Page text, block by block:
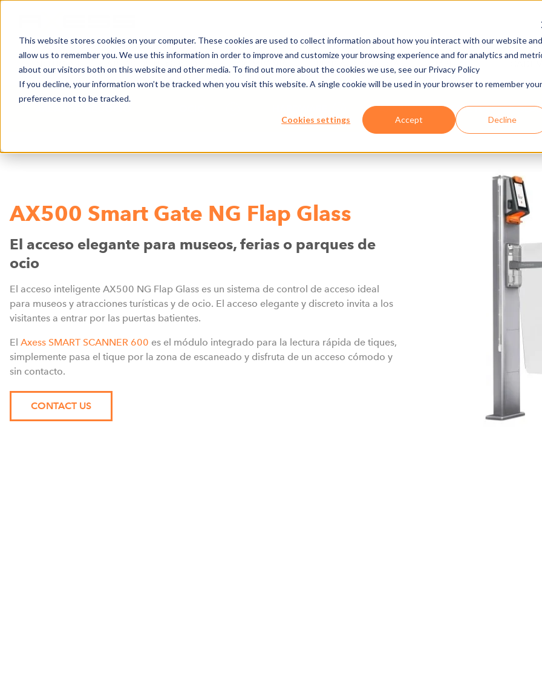
This website stores cookies on your computer. These cookies are used to collect information about how you interact with our website and
allow us to remember you. We use this information in order to improve and customize your browsing experience and for analytics and
about our visitors both on this website and other media. To find out more about the cookies we use, see our Privacy Policy
If you decline, your information won’t be tracked when you visit this website. A single cookie will be used in your browser to remember your
preference not to be tracked.
Cookies settings Accept Decline
NOTICIAS ÁREAS DE NEGOCIO COMPAÑÍA PRENSA/DESCARGA EMPLEO
AX500 SMART GATE NG FLAP
AX500 Smart Gate NG Flap Glass
El acceso elegante para museos, ferias o parques de
ocio
El acceso inteligente AX500 NG Flap Glass es un sistema de control de acceso ideal
para museos y atracciones turísticas y de ocio. El acceso elegante y discreto invita a los
visitantes a entrar por las puertas batientes.
El Axess SMART SCANNER 600 es el módulo integrado para la lectura rápida de tiques,
simplemente pasa el tique por la zona de escaneado y disfruta de un acceso cómodo y
sin contacto.
CONTACT US